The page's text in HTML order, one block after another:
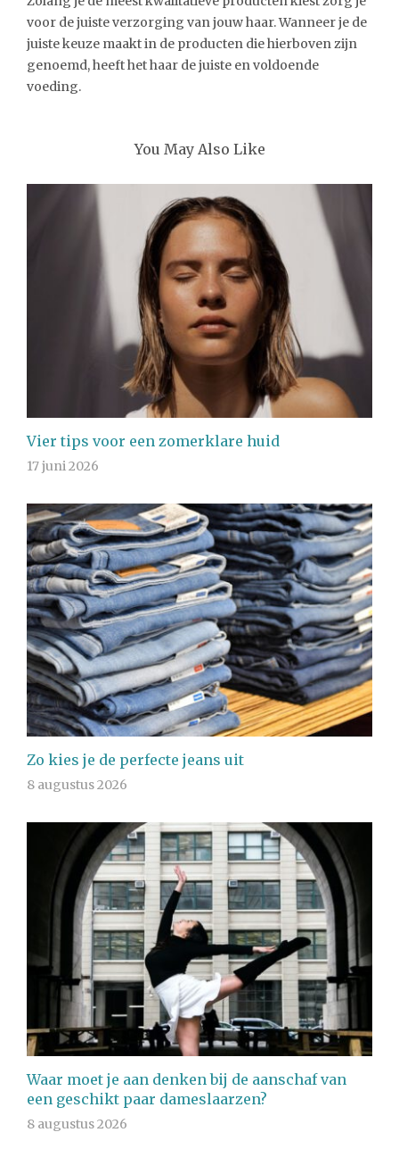
voor de juiste verzorging van jouw haar. Wanneer je de
juiste keuze maakt in de producten die hierboven zijn
genoemd, heeft het haar de juiste en voldoende
voeding.
You May Also Like
Vier tips voor een zomerklare huid
17 juni 2026
Zo kies je de perfecte jeans uit
8 augustus 2026
Waar moet je aan denken bij de aanschaf van
een geschikt paar dameslaarzen?
8 augustus 2026